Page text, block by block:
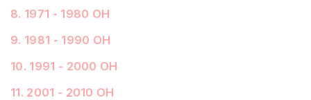
8. 1971 - 1980 ОН
9. 1981 - 1990 ОН
10. 1991 - 2000 ОН
11. 2001 - 2010 ОН